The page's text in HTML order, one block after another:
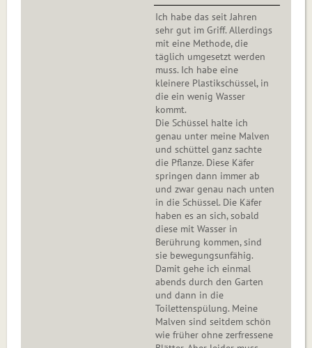
Ich habe das seit Jahren
sehr gut im Griff. Allerdings
mit eine Methode, die
täglich umgesetzt werden
muss. Ich habe eine
kleinere Plastikschüssel, in
die ein wenig Wasser
kommt.
Die Schüssel halte ich
genau unter meine Malven
und schüttel ganz sachte
die Pflanze. Diese Käfer
springen dann immer ab
und zwar genau nach unten
in die Schüssel. Die Käfer
haben es an sich, sobald
diese mit Wasser in
Berührung kommen, sind
sie bewegungsunfähig.
Damit gehe ich einmal
abends durch den Garten
und dann in die
Toilettenspülung. Meine
Malven sind seitdem schön
wie früher ohne zerfressene